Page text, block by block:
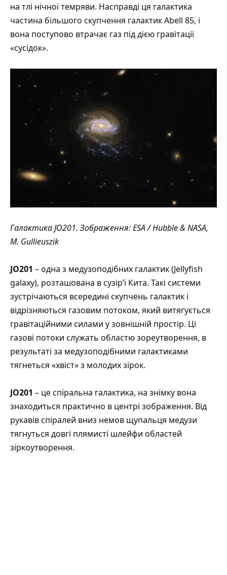
на тлі нічної темряви. Насправді ця галактика
частина більшого скупчення галактик Abell 85, і
вона поступово втрачає газ під дією гравітації
«сусідок».
Галактика JO201. Зображення: ESA / Hubble & NASA,
M. Gullieuszik
JO201 – одна з медузоподібних галактик (Jellyfish
galaxy), розташована в сузір’ї Кита. Такі системи
зустрічаються всередині скупчень галактик і
відрізняються газовим потоком, який витягується
гравітаційними силами у зовнішній простір. Ці
газові потоки служать областю зореутворення, в
результаті за медузоподібними галактиками
тягнеться «хвіст» з молодих зірок.
JO201 – це спіральна галактика, на знімку вона
знаходиться практично в центрі зображення. Від
рукавів спіралей вниз немов щупальця медузи
тягнуться довгі плямисті шлейфи областей
зіркоутворення.